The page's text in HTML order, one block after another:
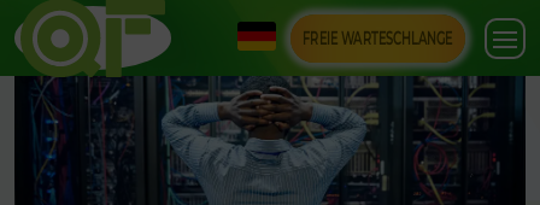
FREIE WARTESCHLANGE